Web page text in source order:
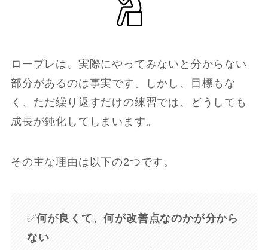
ロープレは、実際にやってみないと分からない
部分があるのは事実です。しかし、目標もな
く、ただ繰り返すだけの練習では、どうしても
成長が鈍化してしまいます。
その主な理由は以下の2つです。
✅何が良くて、何が改善点なのかが分から
ない